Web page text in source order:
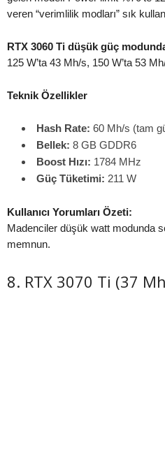
veren “verimlilik modları” sık
RTX 3060 Ti düşük güç
125 W’ta 43 Mh/s, 150 W’ta 53
Teknik Özellikler
Hash Rate: 60 Mh/s (tam
Bellek: 8 GB GDDR6
Boost Hızı: 1784 MHz
Güç Tüketimi: 211 W
Kullanıcı Yorumları Özeti:
Madenciler düşük watt modunda
memnun.
8. RTX 3070 Ti (37